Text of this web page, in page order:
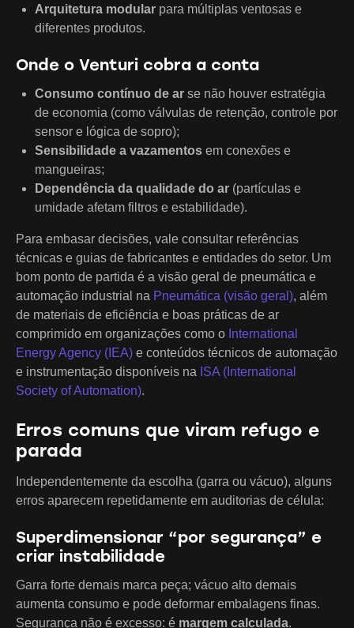
Arquitetura modular para múltiplas ventosas e
diferentes produtos.
Onde o Venturi cobra a conta
Consumo contínuo de ar se não houver estratégia
de economia (como válvulas de retenção, controle por
sensor e lógica de sopro);
Sensibilidade a vazamentos em conexões e
mangueiras;
Dependência da qualidade do ar (partículas e
umidade afetam filtros e estabilidade).
Para embasar decisões, vale consultar referências
técnicas e guias de fabricantes e entidades do setor. Um
bom ponto de partida é a visão geral de pneumática e
automação industrial na Pneumática (visão geral), além
de materiais de eficiência e boas práticas de ar
comprimido em organizações como o International
Energy Agency (IEA) e conteúdos técnicos de automação
e instrumentação disponíveis na ISA (International
Society of Automation).
Erros comuns que viram refugo e
parada
Independentemente da escolha (garra ou vácuo), alguns
erros aparecem repetidamente em auditorias de célula:
Superdimensionar “por segurança” e
criar instabilidade
Garra forte demais marca peça; vácuo alto demais
aumenta consumo e pode deformar embalagens finas.
Segurança não é excesso: é margem calculada.